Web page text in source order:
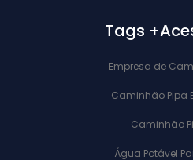
Tags
Empresa de
Caminhão Pipa
Caminhão
Água Potável